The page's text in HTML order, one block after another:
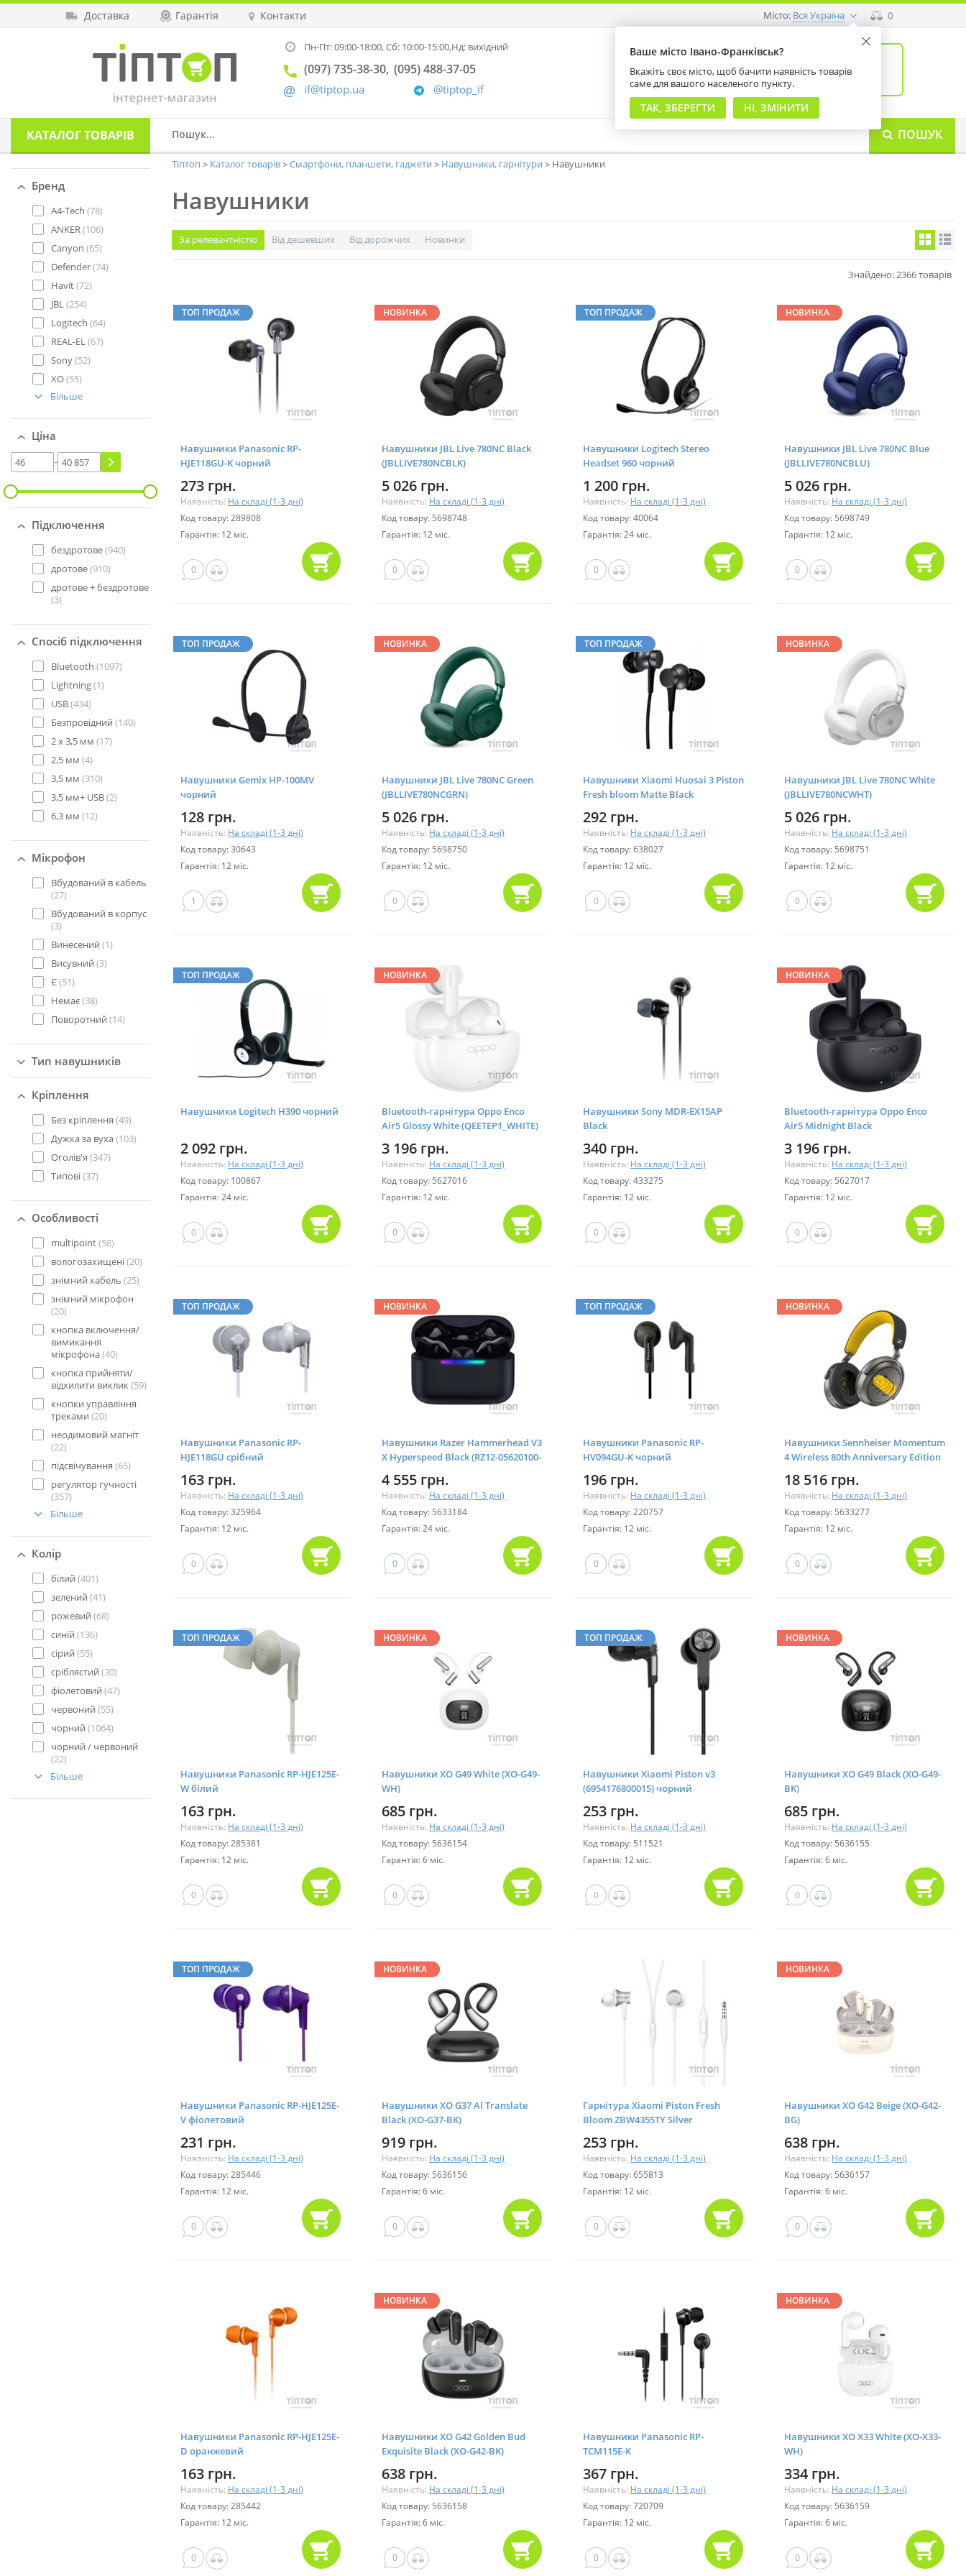
Доставка Гарантія Контакти
Ваше місто Івано-Франківськ?
Вкажіть своє місто, щоб бачити наявність товарів
саме для вашого населеного пункту.
ТАК, ЗБЕРЕГТИ НІ, ЗМІНИТИ
Місто: Вся Україна 0
Пн-Пт: 09:00-18:00,Сб: 10:00-15:00,Нд: вихідний
(097) 735-38-30 (095) 488-37-05
@tiptop_if
if@tiptop.ua
0
на суму 0 грн
КАТАЛОГТОВАРІВ ПОШУК
Бренд
A4-Tech (78)
ANKER(106)
Canyon (65)
Defender(74)
Havit(72)
JBL(254)
Logitech (64)
REAL-EL(67)
Sony(52)
XO(55)
Більше
Ціна
-
Підключення
бездротове(940)
дротове(910)
дротове + бездротове
(3)
Спосіб підключення
Bluetooth (1097)
Lightning(1)
USB(434)
Безпровідний (140)
2 х 3,5 мм (17)
2,5 мм (4)
3,5 мм (310)
3,5 мм+ USB(2)
6,3 мм (12)
Мікрофон
Вбудований в кабель
(27)
Вбудований в корпус
(3)
Винесений (1)
Висувний (3)
Є(51)
Немає(38)
Поворотний (14)
Тип навушників
Кріплення
Без кріплення (49)
Дужка за вуха(103)
Оголів'я (347)
Типові(37)
Особливості
multipoint(58)
вологозахищені(20)
знімний кабель (25)
знімний мікрофон
(20)
кнопка включення/
вимикання
мікрофона(40)
кнопка прийняти/
відхилити виклик(59)
кнопки управління
треками (20)
неодимовий магніт
(22)
підсвічування (65)
регулятор гучності
(357)
Більше
Колір
білий (401)
зелений (41)
рожевий (68)
синій (136)
сірий (55)
сріблястий (30)
фіолетовий (47)
червоний (55)
чорний (1064)
чорний / червоний
(22)
Більше
Тіптоп Каталог товарів Смартфони, планшети, гаджети Навушники, гарнітури Навушники
Навушники
За релевантністю Від дешевших Від дорожчих Новинки
Знайдено: 2366 товарів
ТОП ПРОДАЖ
Навушники Panasonic RP-
HJE118GU-K чорний
273 грн.
Наявність: На складі (1-3 дні)
Код товару: 289808
Гарантія: 12 міс.
0
НОВИНКА
Навушники JBL Live 780NC Black
(JBLLIVE780NCBLK)
5 026 грн.
Наявність: На складі (1-3 дні)
Код товару: 5698748
Гарантія: 12 міс.
0
ТОП ПРОДАЖ
Навушники Logitech Stereo
Headset 960 чорний
1 200 грн.
Наявність: На складі (1-3 дні)
Код товару: 40064
Гарантія: 24 міс.
0
НОВИНКА
Навушники JBL Live 780NC Blue
(JBLLIVE780NCBLU)
5 026 грн.
Наявність: На складі (1-3 дні)
Код товару: 5698749
Гарантія: 12 міс.
0
ТОП ПРОДАЖ
Навушники Gemix HP-100MV
чорний
128 грн.
Наявність: На складі (1-3 дні)
Код товару: 30643
Гарантія: 12 міс.
1
НОВИНКА
Навушники JBL Live 780NC Green
(JBLLIVE780NCGRN)
5 026 грн.
Наявність: На складі (1-3 дні)
Код товару: 5698750
Гарантія: 12 міс.
0
ТОП ПРОДАЖ
Навушники Xiaomi Huosai 3 Piston
Fresh bloom Matte Black
292 грн.
Наявність: На складі (1-3 дні)
Код товару: 638027
Гарантія: 12 міс.
0
НОВИНКА
Навушники JBL Live 780NC White
(JBLLIVE780NCWHT)
5 026 грн.
Наявність: На складі (1-3 дні)
Код товару: 5698751
Гарантія: 12 міс.
0
ТОП ПРОДАЖ
Навушники Logitech H390 чорний
2 092 грн.
Наявність: На складі (1-3 дні)
Код товару: 100867
Гарантія: 24 міс.
0
НОВИНКА
Bluetooth-гарнітура Oppo Enco
Air5 Glossy White (QEETEP1_WHITE)
3 196 грн.
Наявність: На складі (1-3 дні)
Код товару: 5627016
Гарантія: 12 міс.
0
Навушники Sony MDR-EX15AP
Black
340 грн.
Наявність: На складі (1-3 дні)
Код товару: 433275
Гарантія: 12 міс.
0
НОВИНКА
Bluetooth-гарнітура Oppo Enco
Air5 Midnight Black
3 196 грн.
Наявність: На складі (1-3 дні)
Код товару: 5627017
Гарантія: 12 міс.
0
ТОП ПРОДАЖ
Навушники Panasonic RP-
HJE118GU срібний
163 грн.
Наявність: На складі (1-3 дні)
Код товару: 325964
Гарантія: 12 міс.
0
НОВИНКА
Навушники Razer Hammerhead V3
X Hyperspeed Black (RZ12-05620100-
4 555 грн.
Наявність: На складі (1-3 дні)
Код товару: 5633184
Гарантія: 24 міс.
0
ТОП ПРОДАЖ
Навушники Panasonic RP-
HV094GU-K чорний
196 грн.
Наявність: На складі (1-3 дні)
Код товару: 220757
Гарантія: 12 міс.
0
НОВИНКА
Навушники Sennheiser Momentum
4 Wireless 80th Anniversary Edition
18 516 грн.
Наявність: На складі (1-3 дні)
Код товару: 5633277
Гарантія: 12 міс.
0
ТОП ПРОДАЖ
Навушники Panasonic RP-HJE125E-
W білий
163 грн.
Наявність: На складі (1-3 дні)
Код товару: 285381
Гарантія: 12 міс.
0
НОВИНКА
Навушники XO G49 White (XO-G49-
WH)
685 грн.
Наявність: На складі (1-3 дні)
Код товару: 5636154
Гарантія: 6 міс.
0
ТОП ПРОДАЖ
Навушники Xiaomi Piston v3
(6954176800015) чорний
253 грн.
Наявність: На складі (1-3 дні)
Код товару: 511521
Гарантія: 12 міс.
0
НОВИНКА
Навушники XO G49 Black (XO-G49-
BK)
685 грн.
Наявність: На складі (1-3 дні)
Код товару: 5636155
Гарантія: 6 міс.
0
ТОП ПРОДАЖ
Навушники Panasonic RP-HJE125E-
V фіолетовий
231 грн.
Наявність: На складі (1-3 дні)
Код товару: 285446
Гарантія: 12 міс.
0
НОВИНКА
Навушники XO G37 Al Translate
Black (XO-G37-BK)
919 грн.
Наявність: На складі (1-3 дні)
Код товару: 5636156
Гарантія: 6 міс.
0
Гарнітура Xiaomi Piston Fresh
Bloom ZBW4355TY Silver
253 грн.
Наявність: На складі (1-3 дні)
Код товару: 655813
Гарантія: 12 міс.
0
НОВИНКА
Навушники XO G42 Beige (XO-G42-
BG)
638 грн.
Наявність: На складі (1-3 дні)
Код товару: 5636157
Гарантія: 6 міс.
0
Навушники Panasonic RP-HJE125E-
D оранжевий
163 грн.
Наявність: На складі (1-3 дні)
Код товару: 285442
Гарантія: 12 міс.
0
НОВИНКА
Навушники XO G42 Golden Bud
Exquisite Black (XO-G42-BK)
638 грн.
Наявність: На складі (1-3 дні)
Код товару: 5636158
Гарантія: 6 міс.
0
Навушники Panasonic RP-
TCM115E-K
367 грн.
Наявність: На складі (1-3 дні)
Код товару: 720709
Гарантія: 12 міс.
0
НОВИНКА
Навушники XO X33 White (XO-X33-
WH)
334 грн.
Наявність: На складі (1-3 дні)
Код товару: 5636159
Гарантія: 6 міс.
0